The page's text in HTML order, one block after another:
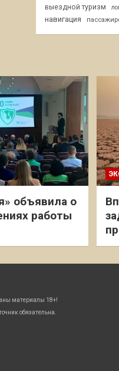
выездной туризм
навигация
объявила о
работы
материалы 18+!
обязательна.